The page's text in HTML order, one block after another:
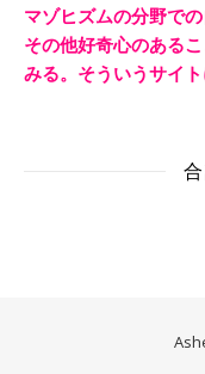
マゾヒズムの分野で
その他好奇心のある
みる。そういうサイ